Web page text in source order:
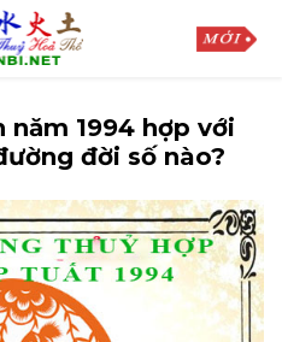
năm 1994 hợp với
đời số nào?